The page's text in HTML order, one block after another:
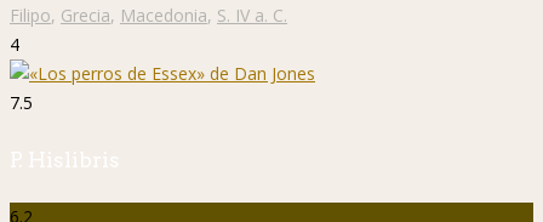
Filipo, Grecia, Macedonia, S. IV a. C.
4
7.5
P. Hislibris
6.2